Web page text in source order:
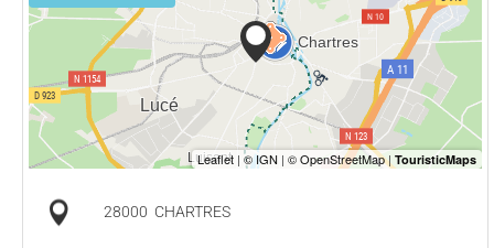
28000 CHARTRES